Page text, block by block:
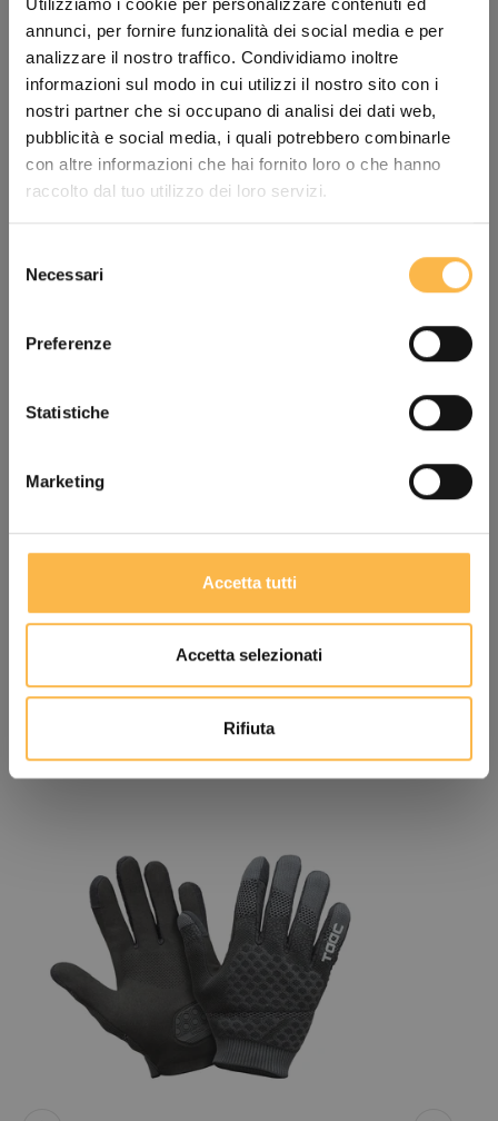
Utilizziamo i cookie per personalizzare contenuti ed
annunci, per fornire funzionalità dei social media e per
analizzare il nostro traffico. Condividiamo inoltre
informazioni sul modo in cui utilizzi il nostro sito con i
nostri partner che si occupano di analisi dei dati web,
pubblicità e social media, i quali potrebbero combinarle
con altre informazioni che hai fornito loro o che hanno
raccolto dal tuo utilizzo dei loro servizi.
delNecessari
Preferenze
Statistiche
Marketing
Accetta tutti
Accetta selezionati
Rifiuta
La molette micrométrique à la hauteur de la nuque
vous permet un ajustement sûr et personnalisé du
casque.
Reflactive Prints.
Les inserts réfléchissants sur la sangle vous assurent